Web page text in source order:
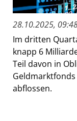
28.10.2025,
Im dritten
knapp 6
Teil davon in
abflossen.